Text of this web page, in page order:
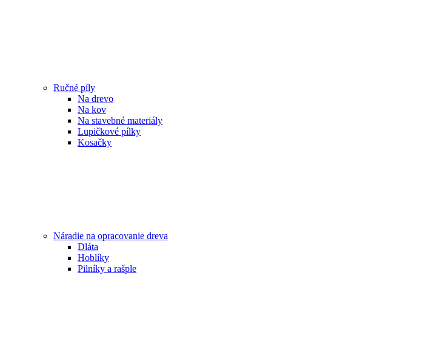
Ručné píly
Na drevo
Na kov
Na stavebné materiály
Lupičkové pílky
Kosačky
Náradie na opracovanie dreva
Dláta
Hoblíky
Pilníky a rašple